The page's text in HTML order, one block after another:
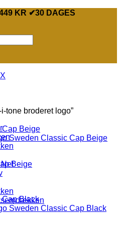
KR ✔30 DAGES
tone broderet logo”
Beige